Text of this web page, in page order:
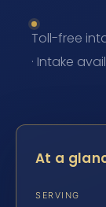
Toll-free
· Intake
At a
SERVING